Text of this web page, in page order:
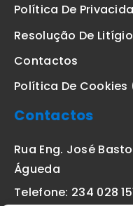
Política De
Resolução De
Contactos
Política De Cookies
Contactos
Rua Eng. José
Águeda
Telefone: 234 028